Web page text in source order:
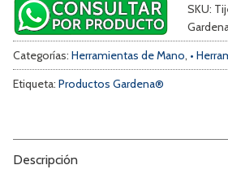
SKU:
Categorías: Herramientas de Mano, •
Etiqueta: Productos Gardena®
Descripción